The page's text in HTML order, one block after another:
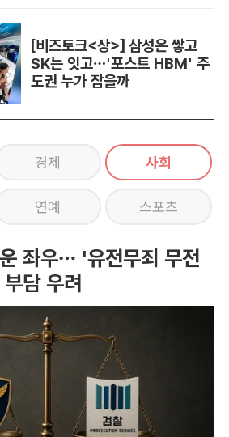
[비즈토크<상>] 삼성은 쌓고
SK는 잇고…'포스트 HBM' 주
도권 누가 잡을까
경제 사회
연예 스포츠
좌우… '유전무죄 무전
담 우려